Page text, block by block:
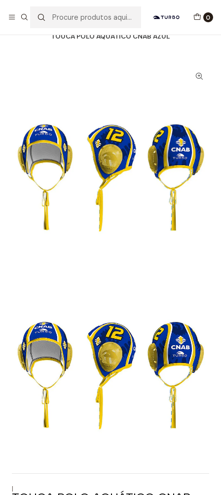
0
TOUCA POLO AQUÁTICO CNAB AZUL
|